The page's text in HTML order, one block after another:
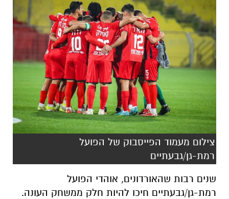
צילום מעמוד הפייסבוק של הפועל
רמת-גן/גבעתיים
שנים רבות שהאורדונים, אוהדי הפועל
רמת-גן/גבעתיים חיכו להיות חלק ממשחק העונה.